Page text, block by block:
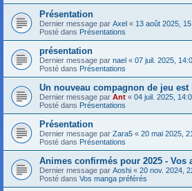
Présentation
Dernier message par Axel « 13 août 2025,
Posté dans Présentations
présentation
Dernier message par nael « 07 juil. 2025,
Posté dans Présentations
Un nouveau compagnon de jeu est
Dernier message par Ant « 04 juil. 2025,
Posté dans Présentations
Présentation
Dernier message par Zara5 « 20 mai 2025,
Posté dans Présentations
Animes confirmés pour 2025 - Vos
Dernier message par Aoshi « 20 nov. 2024,
Posté dans Vos manga préférés